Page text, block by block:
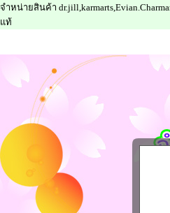
จำหน่ายสินค้า
แท้